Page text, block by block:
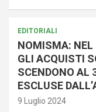
EDITORIALI
NOMISMA: NEL
GLI ACQUISTI
SCENDONO AL
ESCLUSE
9 Luglio 2024